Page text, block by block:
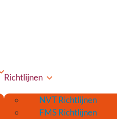
Richtlijnen
NVT Richtlijnen
FMS Richtlijnen